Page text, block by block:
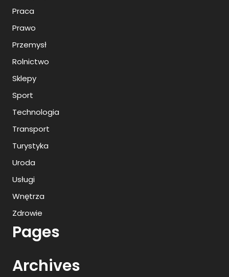
Praca
Prawo
Przemysł
Rolnictwo
Sklepy
Sport
Technologia
Transport
Turystyka
Uroda
Usługi
Wnętrza
Zdrowie
Pages
Archives